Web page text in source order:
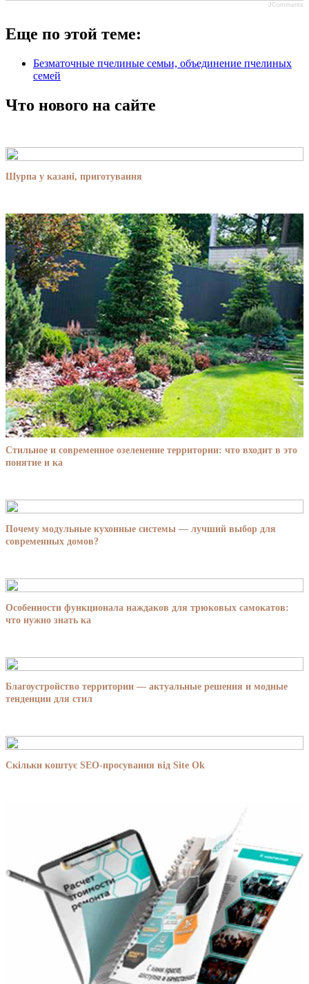
JComments
Еще по этой теме:
Безматочные пчелиные семьи, объединение пчелиных
семей
Что нового на сайте
Шурпа у казані, приготування
Стильное и современное озеленение территории: что входит в это
понятие и ка
Почему модульные кухонные системы — лучший выбор для
современных домов?
Особенности функционала наждаков для трюковых самокатов:
что нужно знать ка
Благоустройство территории — актуальные решения и модные
тенденции для стил
Скільки коштує SEO-просування від Site Ok